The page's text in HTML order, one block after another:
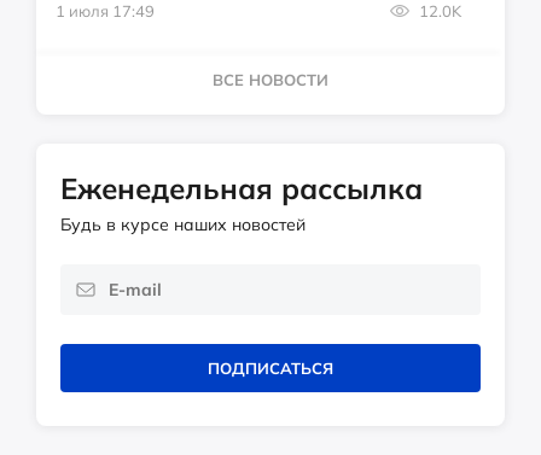
1 июля 17:49 12.0K
ВСЕ НОВОСТИ
Еженедельная рассылка
Будь в курсе наших новостей
ПОДПИСАТЬСЯ